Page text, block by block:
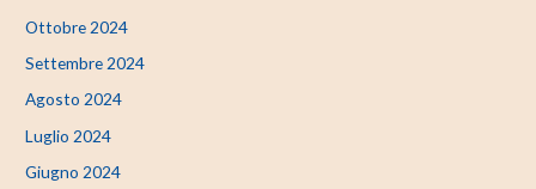
Ottobre 2024
Settembre 2024
Agosto 2024
Luglio 2024
Giugno 2024